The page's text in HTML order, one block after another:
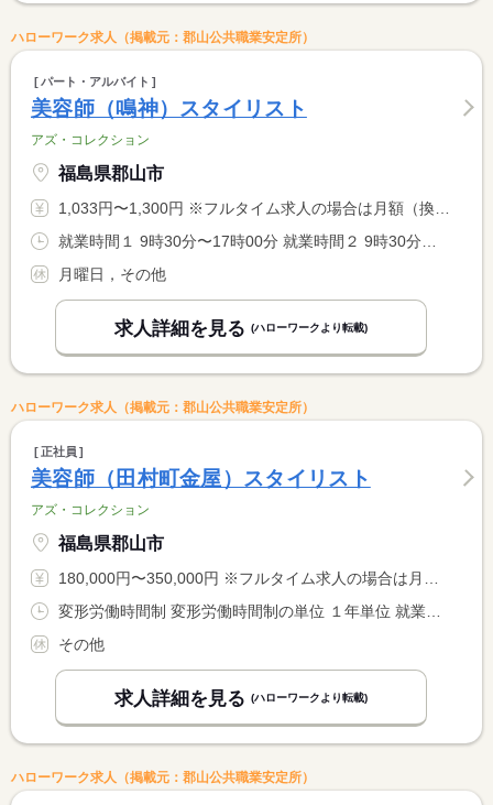
ハローワーク求人（掲載元：郡山公共職業安定所）
パート・アルバイト
美容師（鳴神）スタイリスト
アズ・コレクション
福島県郡山市
1,033円〜1,300円 ※フルタイム求人の場合は月額（換算額）、パート求人の場合は時間額を表示しています。
就業時間１ 9時30分〜17時00分 就業時間２ 9時30分〜15時00分 就業時間に関する特記事項 時間相談可能
月曜日，その他
求人詳細を見る (ハローワークより転載)
ハローワーク求人（掲載元：郡山公共職業安定所）
正社員
美容師（田村町金屋）スタイリスト
アズ・コレクション
福島県郡山市
180,000円〜350,000円 ※フルタイム求人の場合は月額（換算額）、パート求人の場合は時間額を表示しています。
変形労働時間制 変形労働時間制の単位 １年単位 就業時間１ 9時00分〜19時00分 就業時間２ 9時30分〜19時30分 就業時間に関する特記事項 シフトによる交替制 <BR> 月平均労働時間１７２．９ｈ
その他
求人詳細を見る (ハローワークより転載)
ハローワーク求人（掲載元：郡山公共職業安定所）